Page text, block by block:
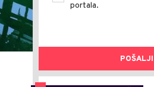
portala.
POŠALJI